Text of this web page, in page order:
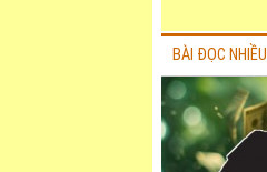
BÀI ĐỌC NHIỀU